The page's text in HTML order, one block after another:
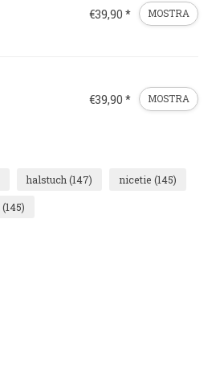
€39,90 * MOSTRA
€39,90 * MOSTRA
halstuch (147) nicetie (145)
(145)